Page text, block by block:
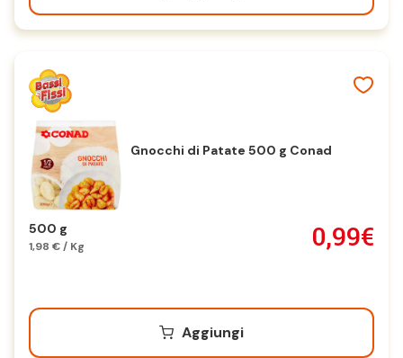
Gnocchi di Patate 500 g Conad
500 g
1,98 € / Kg 0,99€
Aggiungi